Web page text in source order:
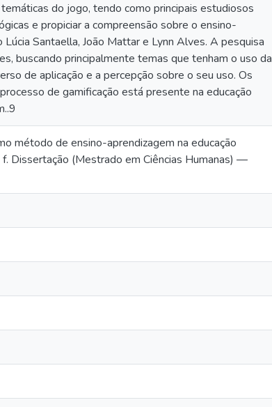
do jogo, tendo como principais estudiosos
e propiciar a compreensão sobre o ensino-
Santaella, João Mattar e Lynn Alves. A pesquisa
buscando principalmente temas que tenham o uso da
de aplicação e a percepção sobre o seu uso. Os
de gamificação está presente na educação
método de ensino-aprendizagem na educação
Dissertação (Mestrado em Ciências Humanas) —